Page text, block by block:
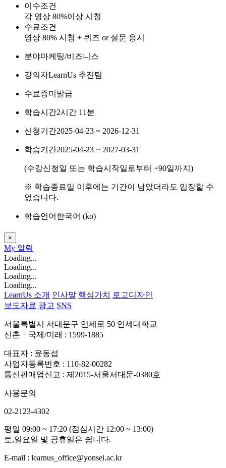
이수조건
각 영상 80%이상 시청
수료조건
영상 80% 시청 + 퀴즈 or 설문 응시
분야마케팅/비즈니스
강의자LearnUs 추진팀
수료증미발급
학습시간2시간 11분
신청기간2025-04-23 ~ 2026-12-31
학습기간2025-04-23 ~ 2027-03-31
(수강신청일 또는 학습시작일로부터 +90일까지)
※ 학습종료일 이후에는 기간이 남았더라도 입장할 수
없습니다.
학습언어 한국어 ‎(ko)‎
×
My 알림
Loading...
Loading...
Loading...
Loading...
LearnUs 소개 인사말 핵심가치
로고디자인
보도자료 광고 SNS
서울특별시 서대문구 연세로 50 연세대학교
신촌ㆍ국제/미래 : 1599-1885
대표자 : 윤동섭
사업자등록번호 : 110-82-00282
통신판매업신고 : 제2015-서울서대문-0380호
사용문의
02-2123-4302
평일 09:00 ~ 17:20 (점심시간 12:00 ~ 13:00)
토,일요일 및 공휴일은 쉽니다.
E-mail : learnus_office@yonsei.ac.kr